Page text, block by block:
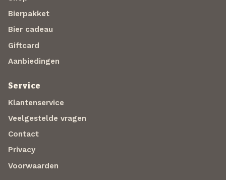
Bierpakket
Bier cadeau
Giftcard
Aanbiedingen
Service
Klantenservice
Veelgestelde vragen
Contact
Privacy
Voorwaarden